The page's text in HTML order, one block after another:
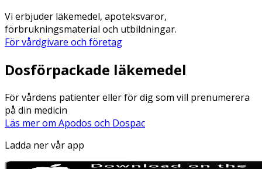
Vi erbjuder läkemedel, apoteksvaror,
förbrukningsmaterial och utbildningar.
För vårdgivare och företag
Dosförpackade läkemedel
För vårdens patienter eller för dig som vill prenumerera
på din medicin
Läs mer om Apodos och Dospac
Ladda ner vår app